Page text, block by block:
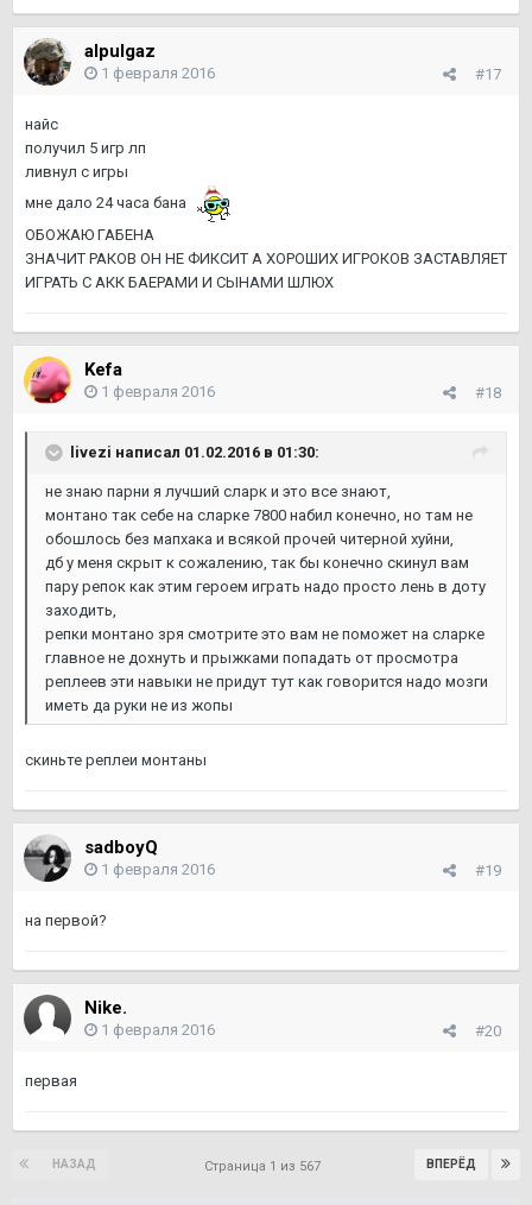
alpulgaz
#17
1 февраля 2016
найс
получил 5 игр лп
ливнул с игры
мне дало 24 часа бана
ОБОЖАЮ ГАБЕНА
ЗНАЧИТ РАКОВ ОН НЕ ФИКСИТ А ХОРОШИХ ИГРОКОВ ЗАСТАВЛЯЕТ
ИГРАТЬ С АКК БАЕРАМИ И СЫНАМИ ШЛЮХ
Kefa
#18
1 февраля 2016
livezi написал 01.02.2016 в 01:30:
не знаю парни я лучший сларк и это все знают,
монтано так себе на сларке 7800 набил конечно, но там не
обошлось без мапхака и всякой прочей читерной хуйни,
дб у меня скрыт к сожалению, так бы конечно скинул вам
пару репок как этим героем играть надо просто лень в доту
заходить,
репки монтано зря смотрите это вам не поможет на сларке
главное не дохнуть и прыжками попадать от просмотра
реплеев эти навыки не придут тут как говорится надо мозги
иметь да руки не из жопы
скиньте реплеи монтаны
sadboyQ
#19
1 февраля 2016
на первой?
Nike.
#20
1 февраля 2016
первая
НАЗАД ВПЕРЁД
Страница 1 из 567